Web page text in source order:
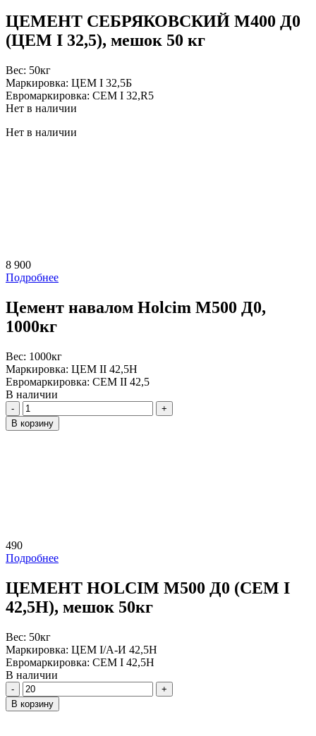
ЦЕМЕНТ СЕБРЯКОВCКИЙ M400 Д0
(ЦЕМ I 32,5), мешок 50 кг
Вес: 50кг
Маркировка: ЦЕМ I 32,5Б
Евромаркировка: CEM I 32,R5
Нет в наличии
Нет в наличии
8 900
Подробнее
Цемент навалом Holcim М500 Д0,
1000кг
Вес: 1000кг
Маркировка: ЦЕМ II 42,5Н
Евромаркировка: CEM II 42,5
В наличии
Количество
В корзину
490
Подробнее
ЦЕМЕНТ HOLCIM М500 Д0 (CEM I
42,5Н), мешок 50кг
Вес: 50кг
Маркировка: ЦЕМ I/А-И 42,5Н
Евромаркировка: CEM I 42,5H
В наличии
Количество
В корзину